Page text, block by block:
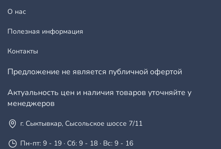
О нас
Полезная информация
Контакты
Предложение не является публичной офертой
Актуальность цен и наличия товаров уточняйте у
менеджеров
г. Сыктывкар, Сысольское шоссе 7/11
Пн-пт: 9 - 19 · Сб: 9 - 18 · Вс: 9 - 16